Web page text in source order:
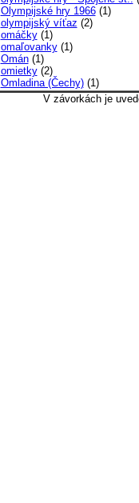
Olympijské hry 1966(1)
olympijský víťaz (2)
omáčky(1)
omaľovanky(1)
Omán(1)
omietky(2)
Omladina (Čechy)(1)
V závorkách je